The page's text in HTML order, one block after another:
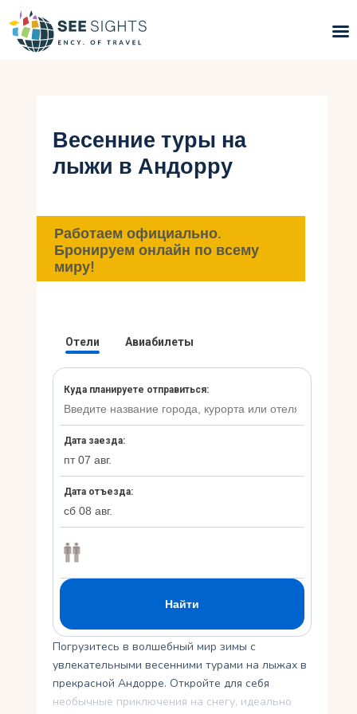
Горящие туры
Типы Туров
Инфо
Блог
Укр
Весенние туры на
лыжи в Андорру
Работаем официально.
Бронируем онлайн по всему
миру!
Погрузитесь в волшебный мир зимы с
увлекательными весенними турами на лыжах в
прекрасной Андорре. Откройте для себя
необычные приключения на снегу, идеально